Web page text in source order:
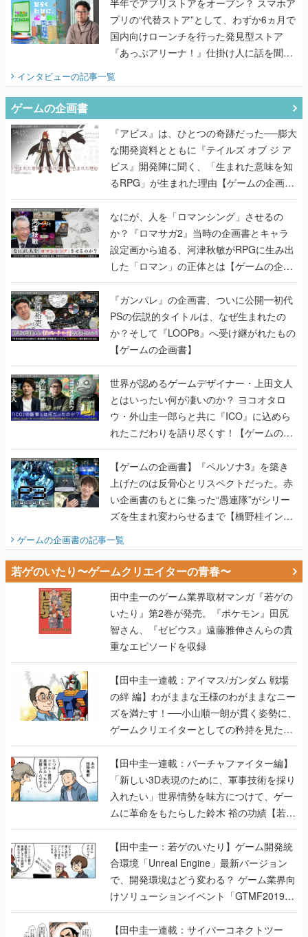
プリの“代替ストア”として、わずか6ヵ月で
国内向けローンチを行った発見型ストア
『あっぷアリーナ！』仕掛け人に話を聞い
インタビューの記事一覧
ゲームの企画書
『アビス』は、ひとつの奇跡だった──膨大
な開発資料とともに『テイルズ オブ ジ ア
ビス』開発陣に聞く、「生まれた意味を知
るRPG」が生まれた理由【ゲームの企画
書】
なにが、人を「ロマンシング」させるの
か？『ロマサガ2』当時の企画書とキャラ
設定画から迫る、河津秋敏がRPGに生み出
した「ロマン」の正体とは【ゲームの企画
書】
『ガンパレ』の企画書、ついに公開━初代
PSの伝説的タイトルは、なぜ生まれたの
か？そして『LOOP8』へ受け継がれたもの
【ゲームの企画書】
世界が認めるゲームデザイナー・上田文人
とはいったい何が凄いのか？ ヨコオタロ
ウ・外山圭一郎らと共に『ICO』に込めら
れたこだわりを語り尽くす！【ゲームの企
画書】
【ゲームの企画書】『ペルソナ3』を築き
上げたのは反骨心とリスペクトだった。赤
い企画書のもとに集った“愚連隊”がシリー
ズを生まれ変わらせるまで【橋野桂インタ
ゲームの企画書の記事一覧
若ゲのいたり〜ゲームクリエイターの青春〜
田中圭一のゲーム業界取材マンガ『若ゲの
いたり』第2巻が発売。『ポケモン』田尻
智さん、『ゼビウス』遠藤雅伸さんらの貴
重なエピソードを収録
【田中圭一連載：アイマス/ガンダム 戦場
の絆 編】わがままな王様のわがままなニー
ズを満たす！──小山順一朗が貫く姿勢に、
ゲームクリエイターとしての矜持を見た
【若ゲのいたり最終回】
【田中圭一連載：バーチャファイター編】
「新しい3D表現のために、軍事技術を採り
入れたい」世界情勢を味方につけて、ゲー
ムに革命をもたらした鈴木 裕の功績【若ゲ
のいたり】
【田中圭一：若ゲのいたり】ゲーム開発統
合環境「Unreal Engine」最新バージョン
で、開発環境はどう変わる？ ゲーム業界向
けソリューションイベント「GTMF2019」
に行って、より理解を深めよう【PR】
【田中圭一連載：サイバーコネクトツー